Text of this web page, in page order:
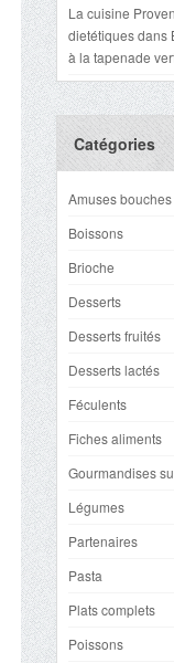
La cuisine
dietétiquesdans
à la tapenade
Catégories
Amuses bouches
Boissons
Brioche
Desserts
Desserts fruités
Desserts lactés
Féculents
Fiches aliments
Gourmandises
Légumes
Partenaires
Pasta
Plats complets
Poissons